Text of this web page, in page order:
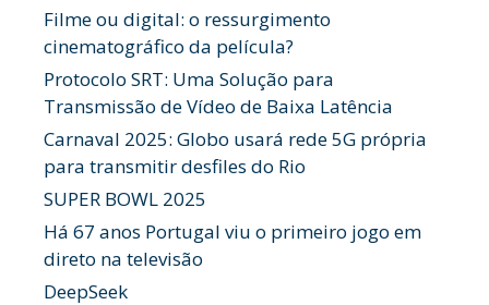
Filme ou digital: o ressurgimento
cinematográfico da película?
Protocolo SRT: Uma Solução para
Transmissão de Vídeo de Baixa Latência
Carnaval 2025: Globo usará rede 5G própria
para transmitir desfiles do Rio
SUPER BOWL 2025
Há 67 anos Portugal viu o primeiro jogo em
direto na televisão
DeepSeek